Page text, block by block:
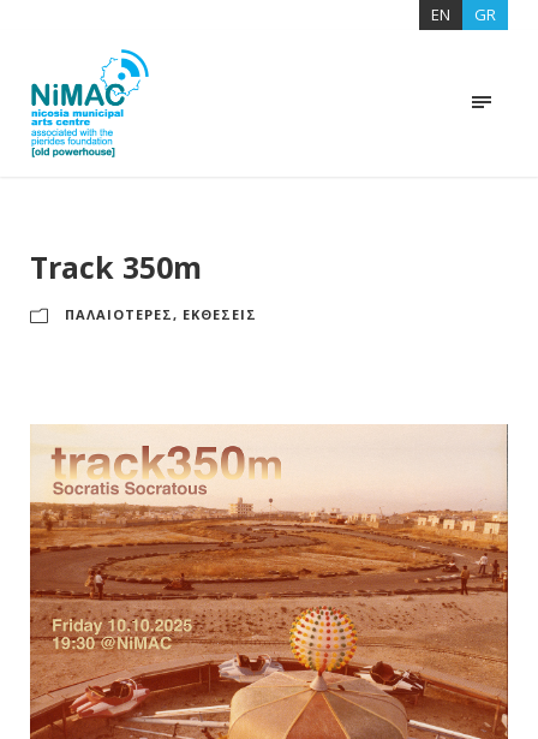
EN GR
Track 350m
ΠΑΛΑΙΟΤΕΡΕΣ, ΕΚΘΕΣΕΙΣ